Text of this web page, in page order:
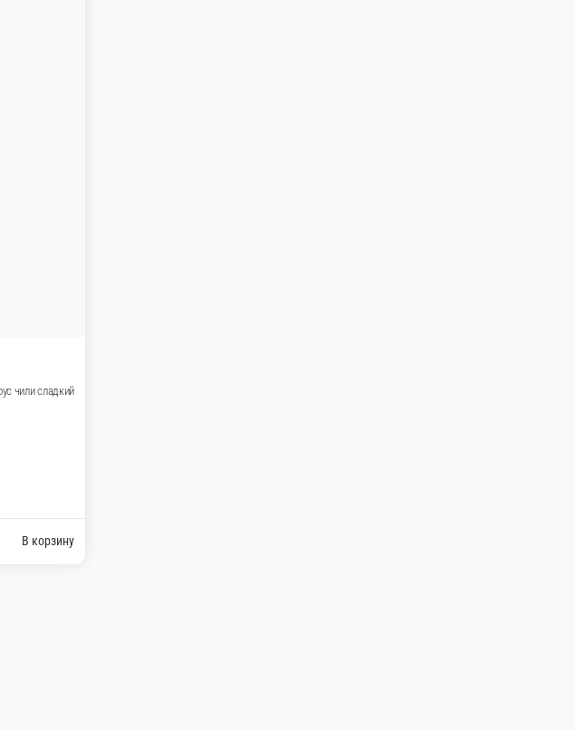
соус рано, арахис жареный, соус чили сладкий